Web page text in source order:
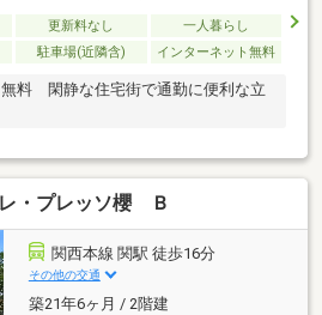
更新料なし
一人暮らし
駐車場(近隣含) インターネット無料
料 閑静な住宅街で通勤に便利な立
・プレッソ櫻 Ｂ
関西本線 関駅 徒歩16分
その他の交通
築21年6ヶ月 / 2階建